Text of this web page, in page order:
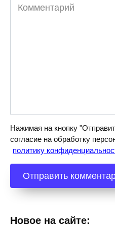
Комментарий
Нажимая на кнопку
согласие на обработку
политику
Новое на сайте: